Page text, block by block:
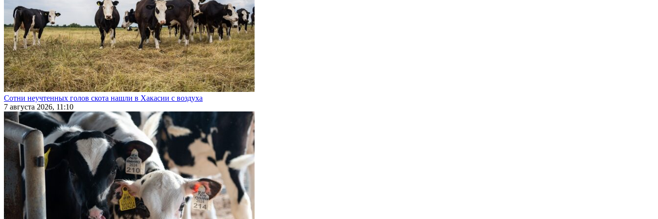
Сотни неучтенных голов скота нашли в Хакасии с воздуха
7 августа 2026, 11:10